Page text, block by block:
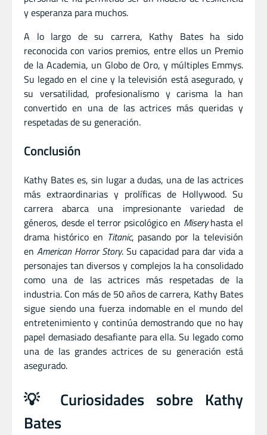
y esperanza para muchos.
A lo largo de su carrera, Kathy Bates ha sido
reconocida con varios premios, entre ellos un Premio
de la Academia, un Globo de Oro, y múltiples Emmys.
Su legado en el cine y la televisión está asegurado, y
su versatilidad, profesionalismo y carisma la han
convertido en una de las actrices más queridas y
respetadas de su generación.
Conclusión
Kathy Bates es, sin lugar a dudas, una de las actrices
más extraordinarias y prolíficas de Hollywood. Su
carrera abarca una impresionante variedad de
géneros, desde el terror psicológico en Miseryhasta el
drama histórico en Titanic, pasando por la televisión
en American Horror Story. Su capacidad para dar vida a
personajes tan diversos y complejos la ha consolidado
como una de las actrices más respetadas de la
industria. Con más de 50 años de carrera, Kathy Bates
sigue siendo una fuerza indomable en el mundo del
entretenimiento y continúa demostrando que no hay
papel demasiado desafiante para ella. Su legado como
una de las grandes actrices de su generación está
asegurado.
💡 Curiosidades sobre Kathy
Bates